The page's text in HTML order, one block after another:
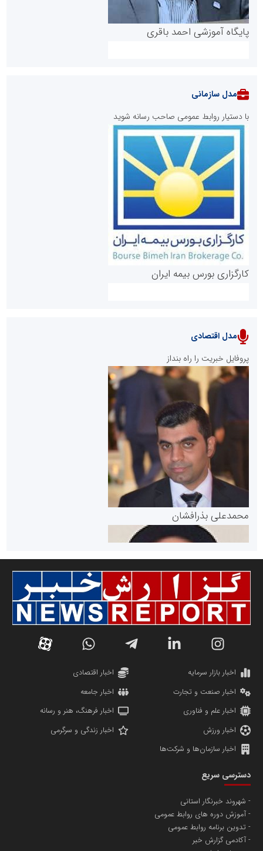
پایگاه آموزشی احمد باقری
روابط عمومی خبرگزاری گزارش خبر
پایگاه خبری نهضت ملی مسکن
پایگاه خبری گفتمان یزد
دانشگاه سئوی ایران
پایگاه اطلاع رسانی اعتلای نهادهای مردمی
مدل سازمانی
با دستیار روابط عمومی صاحب رسانه شوید
کارگزاری بورس بیمه ایران
سازمان بورس و اوراق بهادار
مرجع اخبار موثق در بازارسرمایه
سازمان صنعت،معدن و تجارت
تامین آهن اسفنجی تولیدکنندگان فولاد در کشور
مدل اقتصادی
پروفایل خبریت را راه بنداز
محمدعلی بذرافشان
مریم حاج نوروز نظری
مسعودصادقی
اخبار بازار سرمایه
اخبار اقتصادی
اخبار صنعت و تجارت
اخبار جامعه
اخبار علم و فناوری
اخبار فرهنگ، هنر و رسانه
اخبار ورزش
اخبار زندگی و سرگرمی
اخبار سازمان‌ها و شرکت‌ها
دسترسی سریع
شهروند خبرنگار استانی
آموزش دوره های روابط عمومی
تدوین برنامه روابط عمومی
آکادمی گزارش خبر